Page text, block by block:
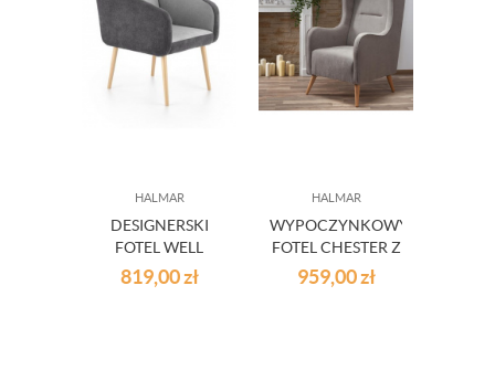
HALMAR
DESIGNERSKI
FOTEL WELL
POLSKIEGO
PROJEKTANTA
819,00zł
HALMAR
WYPOCZYNKOWY
FOTEL CHESTER Z
PODŁOKIETNIKAMI
959,00zł